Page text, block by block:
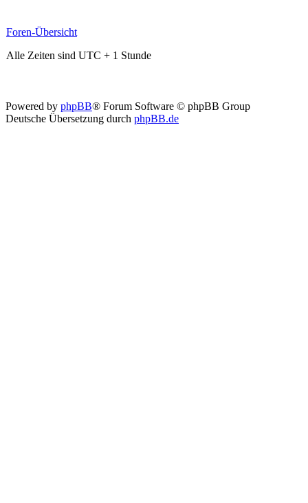
Foren-Übersicht
Alle Zeiten sind UTC + 1 Stunde
Powered by phpBB® Forum Software © phpBB Group
Deutsche Übersetzung durch phpBB.de